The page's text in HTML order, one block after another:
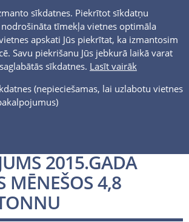
sīkdatnes. Piekrītot sīkdatņu
tīmekļa vietnes optimāla
apskati Jūs piekrītat, ka izmantosim
Savu piekrišanu Jūs jebkurā laikā varat
sīkdatnes. Lasīt vairāk
(nepieciešamas, lai uzlabotu vietnes
BRĪVOSTAS KRAVU
2015.GADA
MĒNEŠOS 4,8